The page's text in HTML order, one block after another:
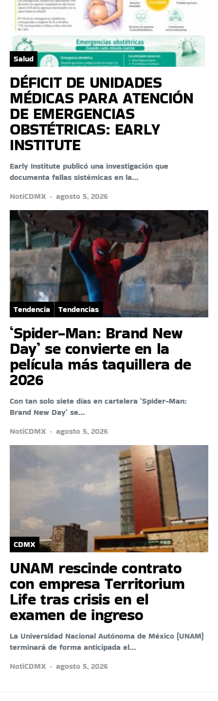
Salud
DÉFICIT DE UNIDADES
MÉDICAS PARA ATENCIÓN
DE EMERGENCIAS
OBSTÉTRICAS: EARLY
INSTITUTE
Early Institute publicó una investigación que
documenta fallas sistémicas en la…
NotiCDMX
agosto 5, 2026
Tendencia Tendencias
‘Spider-Man: Brand New
Day’ se convierte en la
película más taquillera de
2026
Con tan solo siete días en cartelera ‘Spider-Man:
Brand New Day‘ se…
NotiCDMX
agosto 5, 2026
CDMX
UNAM rescinde contrato
con empresa Territorium
Life tras crisis en el
examen de ingreso
La Universidad Nacional Autónoma de México (UNAM)
terminará de forma anticipada el…
NotiCDMX
agosto 5, 2026